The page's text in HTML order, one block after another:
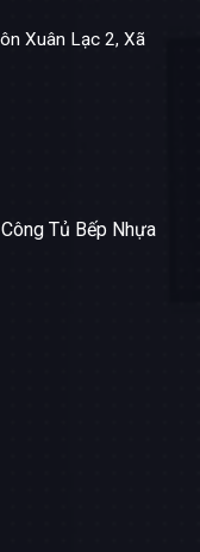
Xuân Lạc 2, Xã
Tủ Bếp Nhựa